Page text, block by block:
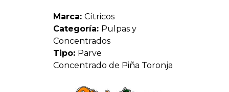
Marca: Cítricos
Categoría: Pulpas y
Concentrados
Tipo: Parve
Concentrado de Piña Toronja